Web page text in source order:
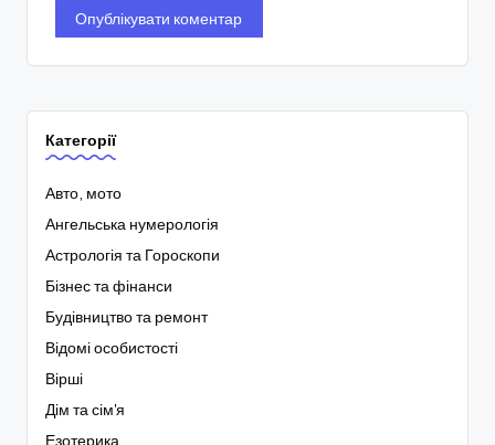
Категорії
Авто, мото
Ангельська нумерологія
Астрологія та Гороскопи
Бізнес та фінанси
Будівництво та ремонт
Відомі особистості
Вірші
Дім та сім'я
Езотерика